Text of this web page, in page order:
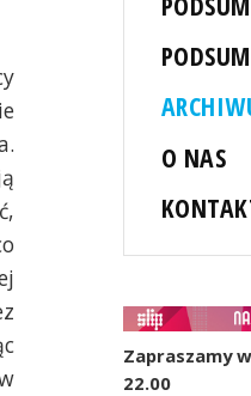
O NAS
Zapraszamy
22.00